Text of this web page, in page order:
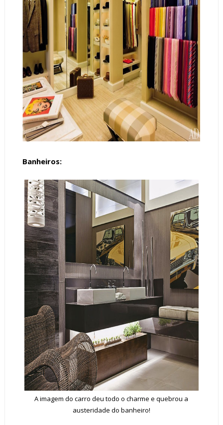
Banheiros:
A imagem do carro deu todo o charme e quebrou a
austeridade do banheiro!